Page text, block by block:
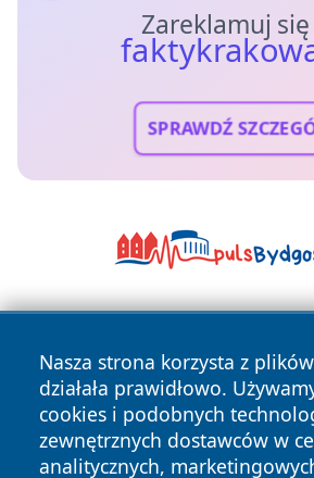
Zareklamuj
SPRAWDŹ
Nasza strona korzysta z
działała prawidłowo.
cookies i podobnych
zewnętrznych dostawców w
analitycznych,
Copyright © 2026 faktykrakowa.pl
zastrzeżone.